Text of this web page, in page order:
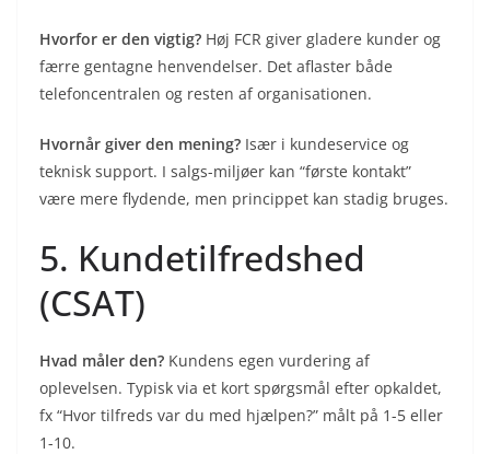
Hvorfor er den vigtig? Høj FCR giver gladere kunder og
færre gentagne henvendelser. Det aflaster både
telefoncentralen og resten af organisationen.
Hvornår giver den mening? Især i kundeservice og
teknisk support. I salgs-miljøer kan “første kontakt”
være mere flydende, men princippet kan stadig bruges.
5. Kundetilfredshed
(CSAT)
Hvad måler den? Kundens egen vurdering af
oplevelsen. Typisk via et kort spørgsmål efter opkaldet,
fx “Hvor tilfreds var du med hjælpen?” målt på 1-5 eller
1-10.